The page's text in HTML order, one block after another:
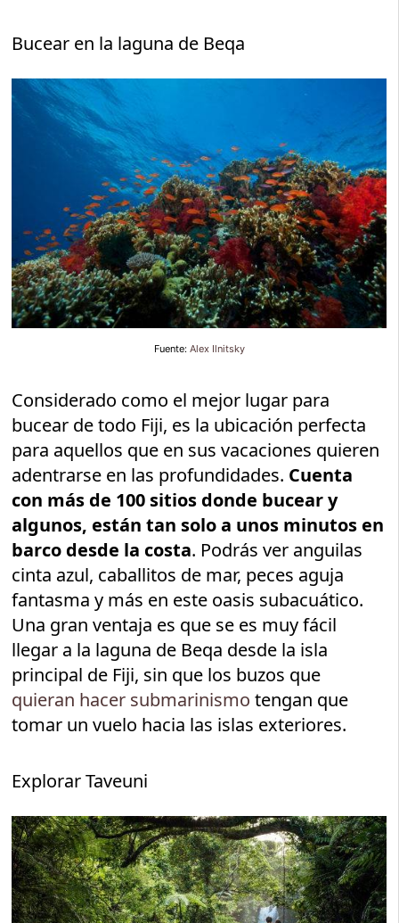
Bucear en la laguna de Beqa
Fuente: Alex Ilnitsky
Considerado como el mejor lugar para
bucear de todo Fiji, es la ubicación perfecta
para aquellos que en sus vacaciones quieren
adentrarse en las profundidades. Cuenta
con más de 100 sitios donde bucear y
algunos, están tan solo a unos minutos en
barco desde la costa. Podrás ver anguilas
cinta azul, caballitos de mar, peces aguja
fantasma y más en este oasis subacuático.
Una gran ventaja es que se es muy fácil
llegar a la laguna de Beqa desde la isla
principal de Fiji, sin que los buzos que
quieran hacer submarinismo tengan que
tomar un vuelo hacia las islas exteriores.
Explorar Taveuni